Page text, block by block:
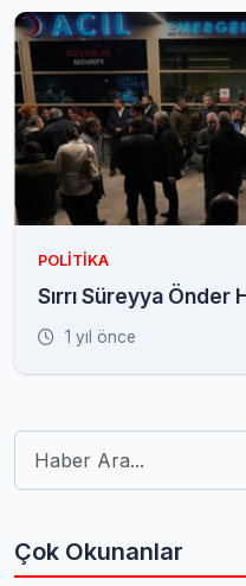
POLITIKA
Sırrı Süreyya Önder
1 yıl önce
Çok Okunanlar